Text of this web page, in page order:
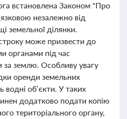
встановлена Законом "Про
незалежно від
земельної ділянки.
може призвести до
органами під час
за землю. Особливу увагу
оренди земельних
водні об’єкти. У таких
додатково подати копію
територіального органу,